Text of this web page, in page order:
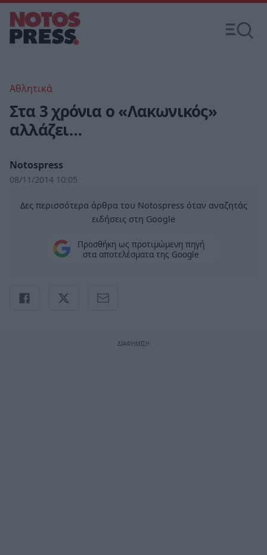
Αθλητικά
Στα 3 χρόνια ο «Λακωνικός»
αλλάζει…
Notospress
08/11/2014 10:05
Δες περισσότερα άρθρα του Notospress όταν αναζητάς
ειδήσεις στη Google
Προσθήκη ως προτιμώμενη πηγή
στα αποτελέσματα της Google